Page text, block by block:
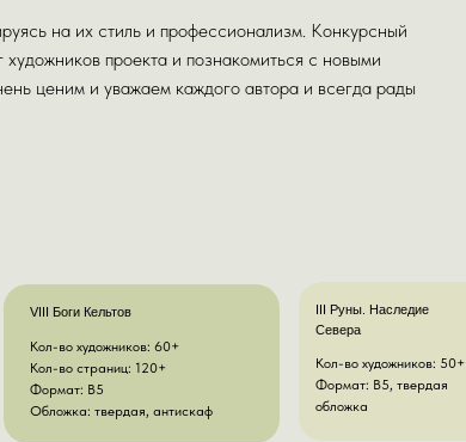
на их стиль и профессионализм. Конкурсный
художников проекта и познакомиться с новыми
ценим и уважаем каждого автора и всегда рады
Кол-во художников: 60+
Кол-во страниц: 120+
Формат: B5
Обложка: твердая, антискаф
VIII Боги Кельтов
Кол-во художников: 50+
Формат: В5, твердая
обложка
III Руны. Наследие
Севера